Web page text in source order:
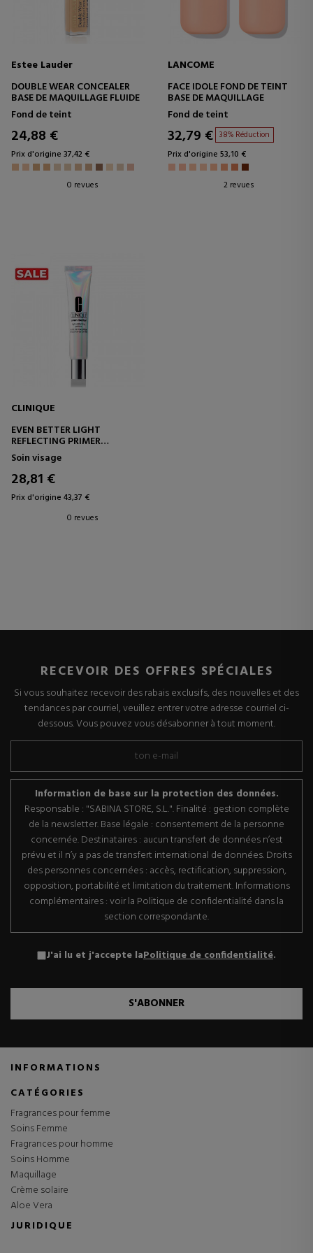
Estee Lauder
DOUBLE WEAR CONCEALER
BASE DE MAQUILLAGE FLUIDE
Fond de teint
24,88 €
Prix d'origine 37,42 €
0 revues
LANCOME
FACE IDOLE FOND DE TEINT
BASE DE MAQUILLAGE
Fond de teint
32,79 € 38% Réduction
Prix d'origine 53,10 €
2 revues
CLINIQUE
EVEN BETTER LIGHT
REFLECTING PRIMER
BASE ILLUMINATRICE
Soin visage
28,81 €
Prix d'origine 43,37 €
0 revues
RECEVOIR DES OFFRES SPÉCIALES
Si vous souhaitez recevoir des rabais exclusifs, des nouvelles et des
tendances par courriel, veuillez entrer votre adresse courriel ci-
dessous. Vous pouvez vous désabonner à tout moment.
Information de base sur la protection des données.
Responsable : "SABINA STORE, S.L.". Finalité : gestion complète
de la newsletter. Base légale : consentement de la personne
concernée. Destinataires : aucun transfert de données n’est
prévu et il n’y a pas de transfert international de données. Droits
des personnes concernées : accès, rectification, suppression,
opposition, portabilité et limitation du traitement. Informations
complémentaires : voir la Politique de confidentialité dans la
section correspondante.
J'ai lu et j'accepte laPolitique de confidentialité.
S'ABONNER
INFORMATIONS
CATÉGORIES
Fragrances pour femme
Soins Femme
Fragrances pour homme
Soins Homme
Maquillage
Crème solaire
Aloe Vera
JURIDIQUE